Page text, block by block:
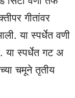
गीतांवर
या स्पर्धेत वणी
या स्पर्धेत गट अ
चमूने तृतीय